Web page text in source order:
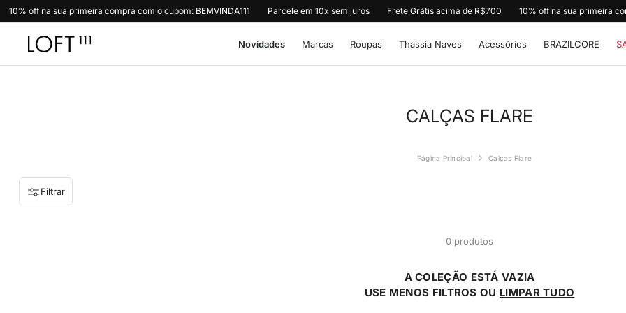
Pular para o conteúdo
10% off na sua primeira compra com o cupom: BEMVINDA111 Parcele em 10x sem juros Frete Grátis acima de R$700 10% off na sua primeira
Novidades Marcas Roupas Thassia Naves Acessórios BRAZILCORE
CALÇAS FLARE
Página Principal Calças Flare
Filtrar
0 produtos
A COLEÇÃO ESTÁ VAZIA
USE MENOS FILTROS OU LIMPAR TUDO